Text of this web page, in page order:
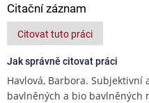
Citační záznam
Citovat tuto práci
Jak správně citovat práci
Havlová, Barbora.
bavlněných a bio bavlněných